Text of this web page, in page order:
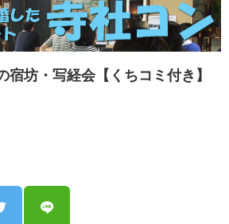
宿坊・写経会【くちコミ付き】